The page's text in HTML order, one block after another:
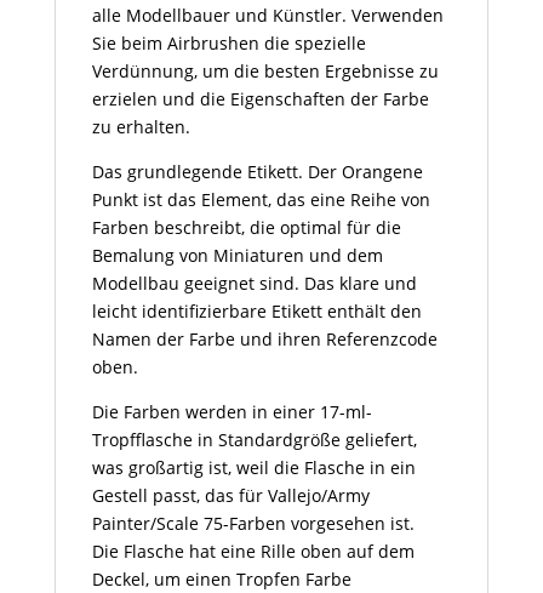
alle Modellbauer und Künstler. Verwenden
Sie beim Airbrushen die spezielle
Verdünnung, um die besten Ergebnisse zu
erzielen und die Eigenschaften der Farbe
zu erhalten.
Das grundlegende Etikett. Der Orangene
Punkt ist das Element, das eine Reihe von
Farben beschreibt, die optimal für die
Bemalung von Miniaturen und dem
Modellbau geeignet sind. Das klare und
leicht identifizierbare Etikett enthält den
Namen der Farbe und ihren Referenzcode
oben.
Die Farben werden in einer 17-ml-
Tropfflasche in Standardgröße geliefert,
was großartig ist, weil die Flasche in ein
Gestell passt, das für Vallejo/Army
Painter/Scale 75-Farben vorgesehen ist.
Die Flasche hat eine Rille oben auf dem
Deckel, um einen Tropfen Farbe